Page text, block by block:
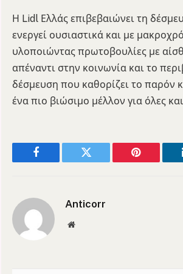
Η Lidl Ελλάς επιβεβαιώνει τη
ενεργεί ουσιαστικά και με
υλοποιώντας πρωτοβουλίες με
απέναντι στην κοινωνία και το
δέσμευση που καθορίζει το παρόν
ένα πιο βιώσιμο μέλλον για όλες
Facebook Twitter Pinterest
Anticorr
Website